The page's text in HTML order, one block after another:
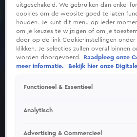
Deze video is niet beschikbaar
uitgeschakeld. We gebruiken dan enkel
cookies om de website goed te laten
houden. Je kunt dit menu op ieder
om je keuzes te wijzigen of om je
door op de link Cookie-instellingen
klikken. Je selecties zullen overal binnen
worden doorgevoerd.
Raadpleeg onze
meer informatie.
Bekijk hier onze
Functioneel & Essentieel
Analytisch
Advertising & Commercieel